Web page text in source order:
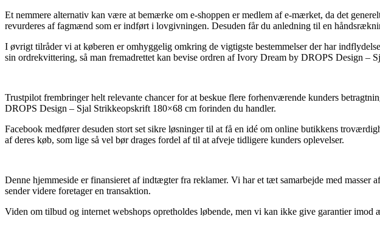
Et nemmere alternativ kan være at bemærke om e-shoppen er medlem af e-mærket, da det
revurderes af fagmænd som er indført i lovgivningen. Desuden får du anledning til en
I øvrigt tilråder vi at køberen er omhyggelig omkring de vigtigste bestemmelser der har
sin ordrekvittering, så man fremadrettet kan bevise ordren af Ivory Dream by DROPS Design –
Trustpilot frembringer helt relevante chancer for at beskue flere forhenværende kunders
DROPS Design – Sjal Strikkeopskrift 180×68 cm forinden du handler.
Facebook medfører desuden stort set sikre løsninger til at få en idé om online butikkens
af deres køb, som lige så vel bør drages fordel af til at afveje tidligere kunders oplevelser.
Denne hjemmeside er finansieret af indtægter fra reklamer. Vi har et tæt samarbejde med
sender videre foretager en transaktion.
Viden om tilbud og internet webshops opretholdes løbende, men vi kan ikke give garantier